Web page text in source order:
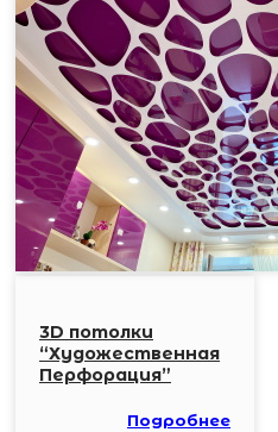
3D потолки
“Художественная
Перфорация”
Подробнее